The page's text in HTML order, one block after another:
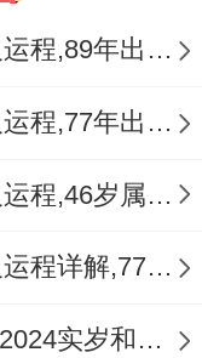
女
邪不扰。
而不腻好。
庭芳。
1989年属蛇人2023年运势及运程,89年出生的34岁生肖蛇2023年每月运势详解
1977年属蛇人2023年运势及运程,77年出生的46岁生肖蛇2023年每月运势详解
1977年属蛇女2023年运势及运程,46岁属蛇人2023全年每月运势女性如何
1977年属蛇人2024年运势及运程详解,77年出生47岁肖蛇人在2024全年每月运势完整版
1977年出生属蛇的今年多大2024实岁和虚岁